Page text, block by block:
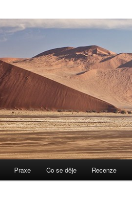
Praxe Co se děje Recenze